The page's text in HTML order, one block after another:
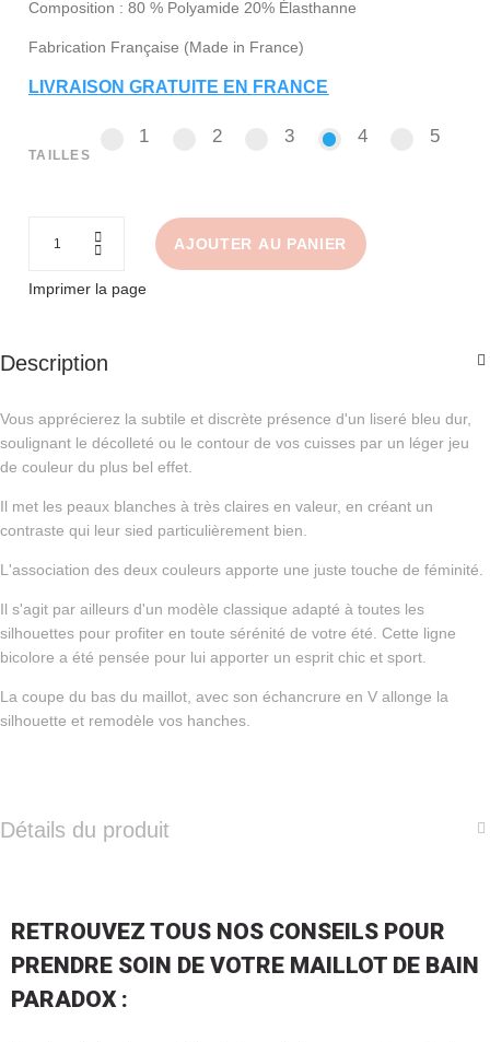
Composition : 80 % Polyamide 20% Élasthanne
Fabrication Française (Made in France)
LIVRAISON GRATUITE EN FRANCE
TAILLES
1 22 33 44 55
AJOUTER AU PANIER
Imprimer la page
Description
Vous apprécierez la subtile et discrète présence d'un liseré bleu dur,
soulignant le décolleté ou le contour de vos cuisses par un léger jeu
de couleur du plus bel effet.
Il met les peaux blanches à très claires en valeur, en créant un
contraste qui leur sied particulièrement bien.
L'association des deux couleurs apporte une juste touche de féminité.
Il s'agit par ailleurs d'un modèle classique adapté à toutes les
silhouettes pour profiter en toute sérénité de votre été. Cette ligne
bicolore a été pensée pour lui apporter un esprit chic et sport.
La coupe du bas du maillot, avec son échancrure en V allonge la
silhouette et remodèle vos hanches.
Détails du produit
RETROUVEZ TOUS NOS CONSEILS POUR
PRENDRE SOIN DE VOTRE MAILLOT DE BAIN
PARADOX :